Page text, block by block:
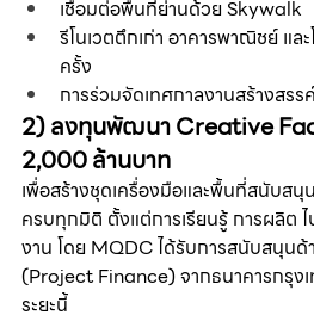
เชื่อมต่อพื้นที่ย่านด้วย Skywalk
รีโนเวตตึกเก่า อาคารพาณิชย์ แ
ครั้ง
การร่วมจัดเทศกาลงานสร้างสร
2) ลงทุนพัฒนา Creative
2,000 ล้านบาท
เพื่อสร้างชุดเครื่องมือและพื้นที่สนับสนุ
ครบทุกมิติ ตั้งแต่การเรียนรู้ การผลิต
งาน โดย MQDC ได้รับการสนับสนุนด้
(Project Finance) จากธนาคารกรุง
ระยะนี้